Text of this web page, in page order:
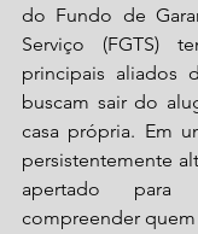
do Fundo de
Serviço (FGTS)
principais aliados
buscam sair do
casa própria. Em
persistentemente
apertado para
compreender